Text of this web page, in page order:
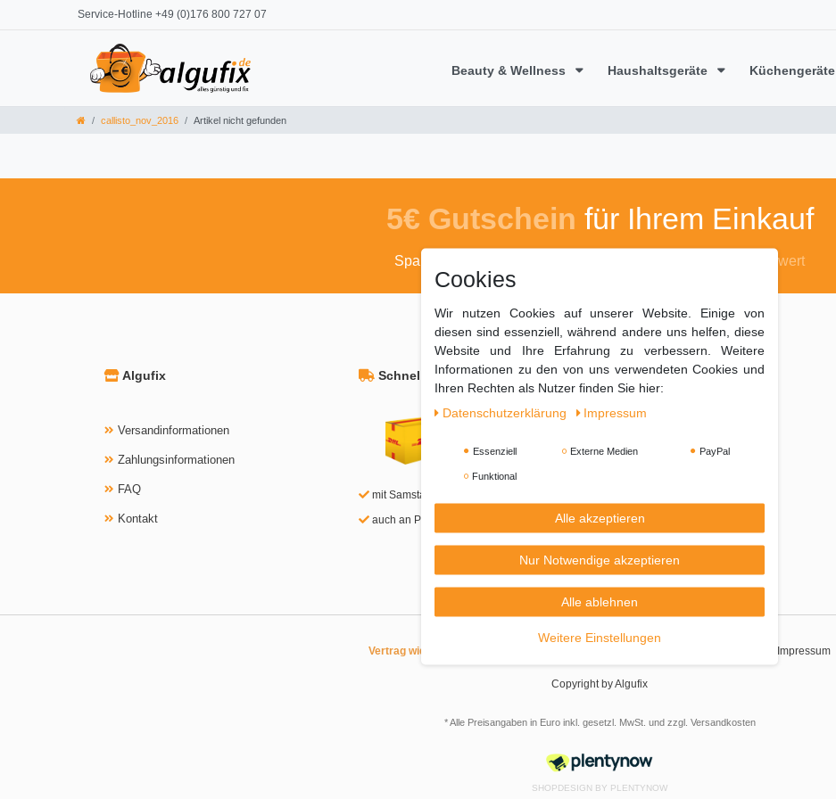
Service-Hotline +49 (0)176 800 727 07
Beauty & Wellness Haushaltsgeräte Küchengeräte
callisto_nov_2016 Artikel nicht gefunden
5€ Gutschein für Ihrem Einkauf
Sparen Sie mit dem Code *ab 50 Euro Warenwert
Algufix
Versandinformationen
Zahlungsinformationen
FAQ
Kontakt
Schnell geliefert
mit Samstags-Zustellung
auch an Packstationen
Zahlungsarten
Vertrag widerrufen Impressum
Copyright by Algufix
* Alle Preisangaben in Euro inkl. gesetzl. MwSt. und zzgl. Versandkosten
SHOPDESIGN BY PLENTYNOW
Cookies
Wir nutzen Cookies auf unserer Website. Einige von
diesen sind essenziell, während andere uns helfen, diese
Website und Ihre Erfahrung zu verbessern. Weitere
Informationen zu den von uns verwendeten Cookies und
Ihren Rechten als Nutzer finden Sie hier:
Daten­schutz­erklärung
Impressum
Essenziell Externe Medien PayPal
Funktional
Alle akzeptieren
Nur Notwendige akzeptieren
Alle ablehnen
Weitere Einstellungen